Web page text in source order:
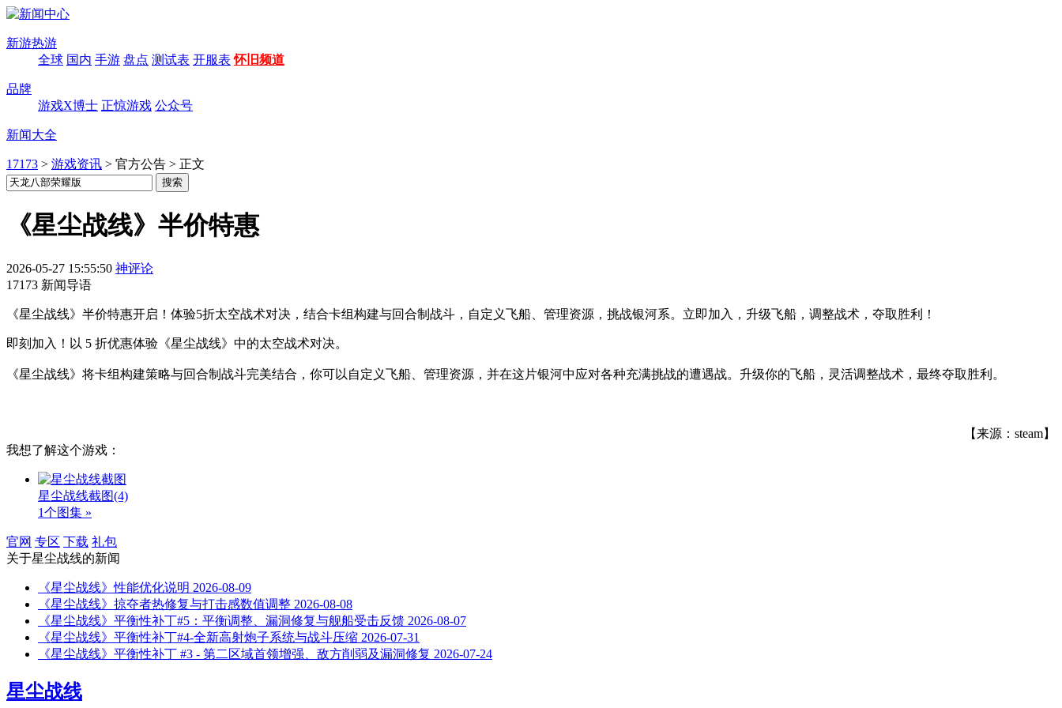
新游热游
全球 国内 手游 盘点 测试表 开服表 怀旧频道
品牌
游戏X博士 正惊游戏 公众号
新闻大全
17173 > 游戏资讯 > 官方公告 > 正文
《星尘战线》半价特惠
2026-05-27 15:55:50 神评论
17173 新闻导语
《星尘战线》半价特惠开启！体验5折太空战术对决，结合卡组构建与回合制战斗，自定义飞船、管理资源，挑战银河系。立即加入，升级飞船，调整战术，夺取胜利！
即刻加入！以 5 折优惠体验《星尘战线》中的太空战术对决。
《星尘战线》将卡组构建策略与回合制战斗完美结合，你可以自定义飞船、管理资源，并在这片银河中应对各种充满挑战的遭遇战。升级你的飞船，灵活调整战术，最终夺取胜利。
【来源：steam】
我想了解这个游戏：
星尘战线截图(4)
1个图集 »
官网 专区 下载 礼包
关于星尘战线的新闻
《星尘战线》性能优化说明 2026-08-09
《星尘战线》掠夺者热修复与打击感数值调整 2026-08-08
《星尘战线》平衡性补丁#5：平衡调整、漏洞修复与舰船受击反馈 2026-08-07
《星尘战线》平衡性补丁#4-全新高射炮子系统与战斗压缩 2026-07-31
《星尘战线》平衡性补丁 #3 - 第二区域首领增强、敌方削弱及漏洞修复 2026-07-24
星尘战线